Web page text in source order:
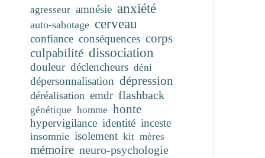
agresseur amnésie anxiété
auto-sabotage cerveau
confiance conséquences corps
culpabilité dissociation
douleur déclencheurs déni
dépersonnalisation dépression
déréalisation emdr flashback
génétique homme honte
hypervigilance identité inceste
insomnie isolement kit mères
mémoire neuro-psychologie